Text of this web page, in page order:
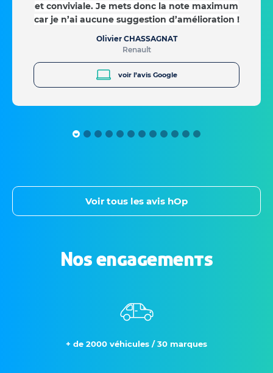
et conviviale. Je mets donc la note maximum
car je n’ai aucune suggestion d’amélioration !
Olivier CHASSAGNAT
Renault
voir l’avis Google
Voir tous les avis hOp
Nos engagements
+ de 2000 véhicules / 30 marques